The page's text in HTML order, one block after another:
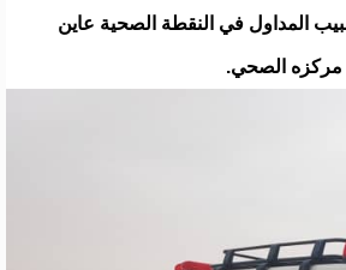
المداول في النقطة الصحية عاين
مركزه الصحي.